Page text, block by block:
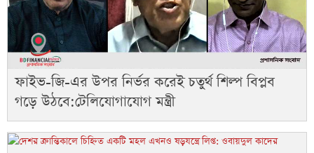
ফাইভ-জি-এর উপর নির্ভর করেই চতুর্থ শিল্প বিপ্লব
গড়ে উঠবে:টেলিযোগাযোগ মন্ত্রী